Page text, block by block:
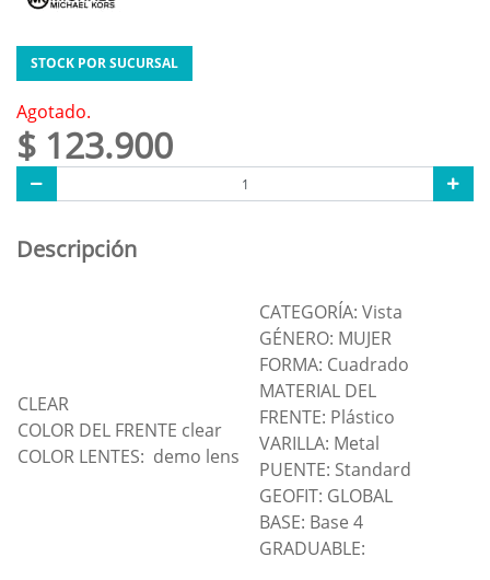
STOCK POR SUCURSAL
Agotado.
$ 123.900
Descripción
CLEAR
COLOR DEL FRENTE clear
COLOR LENTES: demo lens
CATEGORÍA: Vista
GÉNERO: MUJER
FORMA: Cuadrado
MATERIAL DEL
FRENTE: Plástico
VARILLA: Metal
PUENTE: Standard
GEOFIT: GLOBAL
BASE: Base 4
GRADUABLE: